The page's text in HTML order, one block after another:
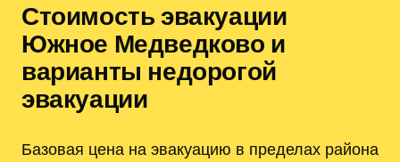
Стоимость эвакуации
Южное Медведково и
варианты недорогой
эвакуации
Базовая цена на эвакуацию в пределах района